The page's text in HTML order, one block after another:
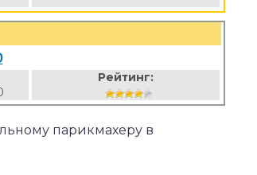
Рейтинг:
парикмахеру в